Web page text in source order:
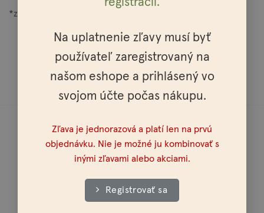
Na uplatnenie zľavy musí byť
používateľ zaregistrovaný na
našom eshope a prihlásený vo
svojom účte počas nákupu.
Zľava je jednorazová a platí len na prvú
objednávku. Nie je možné ju kombinovať s
inými zľavami alebo akciami.
Registrovať sa
*zložky prirodzene sa vyskytujúce v esenciálnych olejoch
Doprava do celej Európy